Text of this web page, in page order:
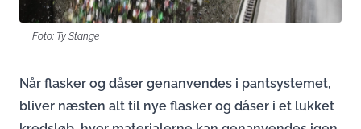
Foto: Ty Stange
Når flasker og dåser genanvendes i pantsystemet,
bliver næsten alt til nye flasker og dåser i et lukket